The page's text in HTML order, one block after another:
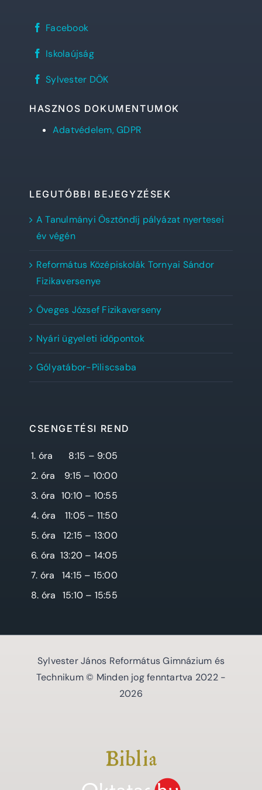
Sylvester
János
Gimnázium
facebook
Facebook
REFlex,
diáklapja
Iskolaújság
Sylvester
DÖK
oldala
Sylvester DÖK
HASZNOS DOKUMENTUMOK
Adatvédelem, GDPR
LEGUTÓBBI BEJEGYZÉSEK
A Tanulmányi Ösztöndíj pályázat nyertesei
év végén
Református Középiskolák Tornyai Sándor
Fizikaversenye
Öveges József Fizikaverseny
Nyári ügyeleti időpontok
Gólyatábor-Piliscsaba
CSENGETÉSI REND
1. óra
8:15 – 9:05
2. óra
9:15 – 10:00
3. óra 10:10 – 10:55
4. óra
11:05 – 11:50
5. óra
12:15 – 13:00
6. óra 13:20 – 14:05
7. óra
14:15 – 15:00
8. óra
15:10 – 15:55
Sylvester János Református Gimnázium és
Technikum © Minden jog fenntartva 2022 -
2026